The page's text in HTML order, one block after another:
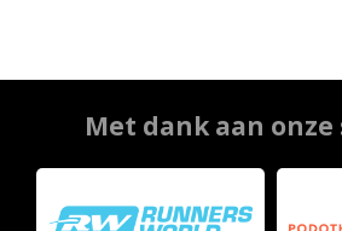
Met dank aan onze